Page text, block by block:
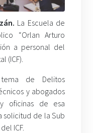
La Escuela de
“Orlan Arturo
a personal del
(ICF).
de Delitos
y abogados
oficinas de esa
solicitud de la Sub
ICF.